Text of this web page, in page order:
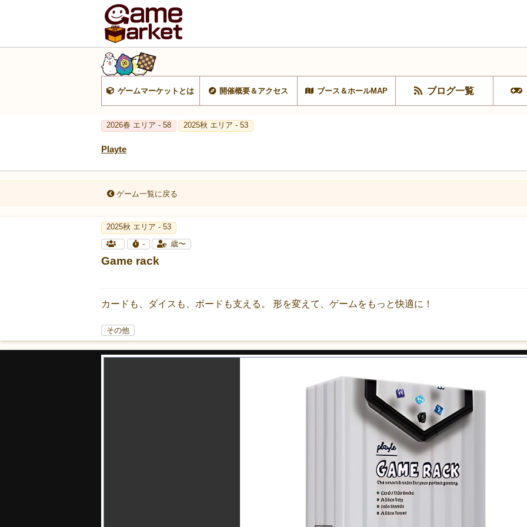
ゲームマーケットとは 開催概要＆アクセス ブース＆ホールMAP ブログ一覧
2026春 エリア - 58 2025秋 エリア - 53
Playte
ゲーム一覧に戻る
2025秋 エリア - 53
-
歳〜
Game rack
カードも、ダイスも、ボードも支える。 形を変えて、ゲームをもっと快適に！
その他